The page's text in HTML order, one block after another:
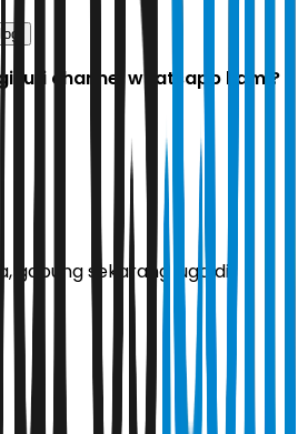
channel whatsapp kami?
gabung sekarang juga di